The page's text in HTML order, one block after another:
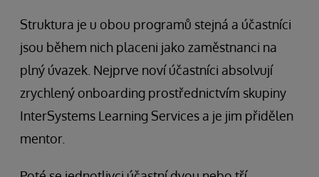
Struktura je u obou programů stejná a účastníci
jsou během nich placeni jako zaměstnanci na
plný úvazek. Nejprve noví účastníci absolvují
zrychlený onboarding prostřednictvím skupiny
InterSystems Learning Services a je jim přidělen
mentor.